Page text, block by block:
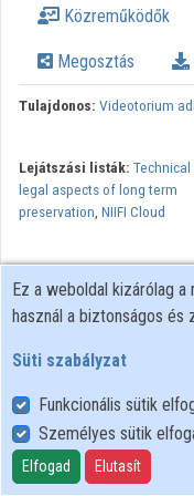
Intézmények
Közreműködők
Közreműködők
Megosztás
Tulajdonos: Videotorium
Lejátszási listák: Technical
legal aspects of long term
preservation, NIIFI Cloud
Felhasználói szabályzat
Adatkezelési tájékoztató
Süti szabályzat
Ez a weboldal kizárólag
használ a biztonságos és
Süti szabályzat
Funkcionális sütik
Személyes sütik
Elfogad Elutasít